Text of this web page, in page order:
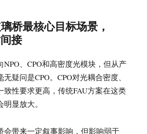
桥最核心目标场景，
接
、CPO和高密度光模块，但从产
疑问是CPO。CPO对光耦合密度、
致性要求更高，传统FAU方案在这类
显放大。
会带来一定叙事影响，但影响弱于